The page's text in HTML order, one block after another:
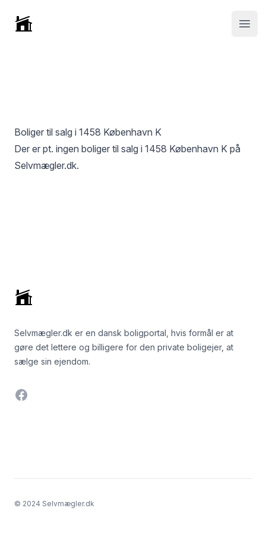
Selvmægler
Boliger til salg i 1458 København K
Der er pt. ingen boliger til salg i 1458 København K på
Selvmægler.dk.
Selvmægler.dk er en dansk boligportal, hvis formål er at
gøre det lettere og billigere for den private boligejer, at
sælge sin ejendom.
Facebook
© 2024 Selvmægler.dk